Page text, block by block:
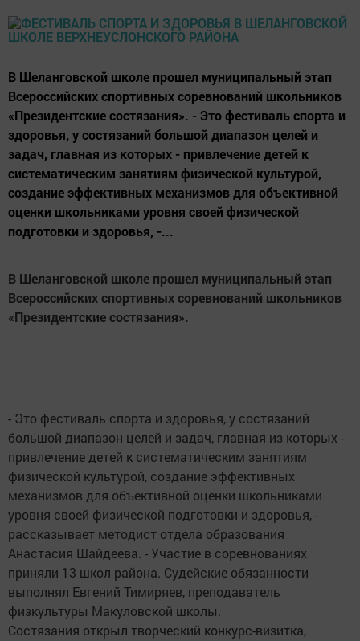
В Шеланговской школе прошел муниципальный этап
Всероссийских спортивных соревнований школьников
«Президентские состязания». - Это фестиваль спорта и
здоровья, у состязаний большой диапазон целей и
задач, главная из которых - привлечение детей к
систематическим занятиям физической культурой,
создание эффективных механизмов для объективной
оценки школьниками уровня своей физической
подготовки и здоровья, -...
В Шеланговской школе прошел муниципальный этап
Всероссийских спортивных соревнований школьников
«Президентские состязания».
- Это фестиваль спорта и здоровья, у состязаний
большой диапазон целей и задач, главная из которых -
привлечение детей к систематическим занятиям
физической культурой, создание эффективных
механизмов для объективной оценки школьниками
уровня своей физической подготовки и здоровья, -
рассказывает методист отдела образования
Анастасия Шайдеева. - Участие в соревнованиях
приняли 13 школ района. Судейские обязанности
выполнял Евгений Тимиряев, преподаватель
физкультуры Макуловской школы.
Состязания открыл творческий конкурс-визитка,